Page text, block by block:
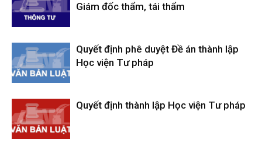
Giám đốc thẩm, tái thẩm
Quyết định phê duyệt Đề án thành lập
Học viện Tư pháp
Quyết định thành lập Học viện Tư pháp